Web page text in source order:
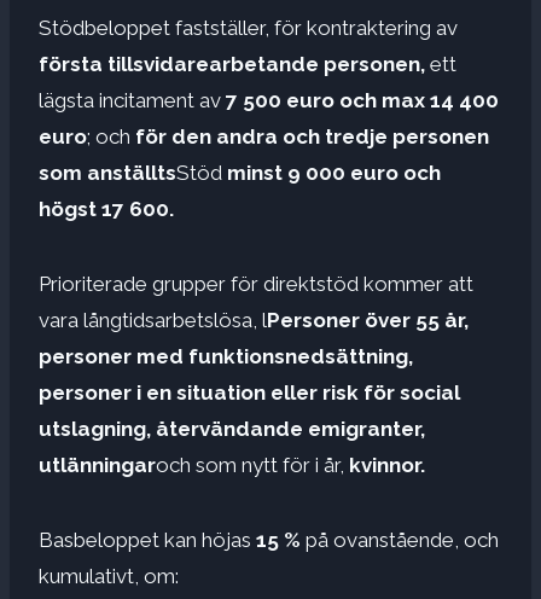
Stödbeloppet fastställer, för kontraktering av
första tillsvidarearbetande personen, ett
lägsta incitament av 7 500 euro och max 14 400
euro; och för den andra och tredje personen
som anställtsStöd minst 9 000 euro och
högst 17 600.
Prioriterade grupper för direktstöd kommer att
vara långtidsarbetslösa, lPersoner över 55 år,
personer med funktionsnedsättning,
personer i en situation eller risk för social
utslagning, återvändande emigranter,
utlänningaroch som nytt för i år, kvinnor.
Basbeloppet kan höjas 15 % på ovanstående, och
kumulativt, om: